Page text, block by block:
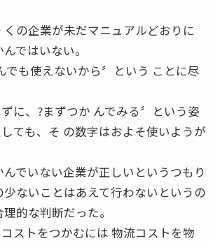
の企業が未だマニュアルどおりに
ではいない。
でも使えないから〞という ことに尽
に、?まずつか んでみる〞という姿
ても、そ の数字はおよそ使いようが
でいない企業が正しいというつもり
ないことはあえて行わないというの
的な判断だった。
ストをつかむには 物流コストを物